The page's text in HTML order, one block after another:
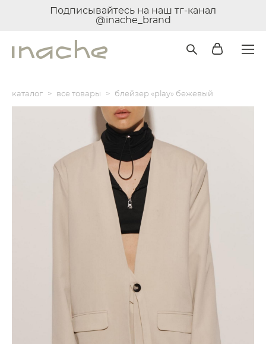
Подписывайтесь на наш тг-канал
@inache_brand
каталог > все товары > блейзер «play» бежевый